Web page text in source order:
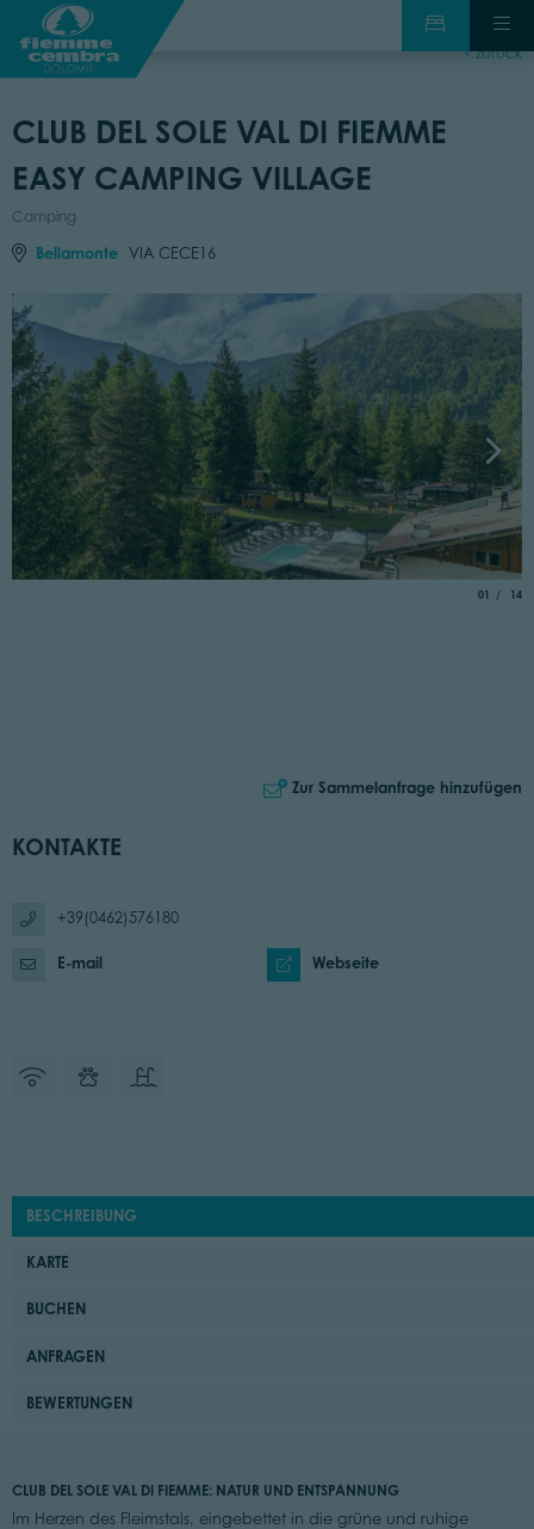
zurück
CLUB DEL SOLE VAL DI FIEMME
EASY CAMPING VILLAGE
Camping
Bellamonte VIA CECE16
01 von
14
Zur Sammelanfrage hinzufügen
KONTAKTE
+39(0462)576180
E-mail Webseite
BESCHREIBUNG
KARTE
BUCHEN
ANFRAGEN
BEWERTUNGEN
CLUB DEL SOLE VAL DI FIEMME: NATUR UND ENTSPANNUNG
Im Herzen des Fleimstals, eingebettet in die grüne und ruhige